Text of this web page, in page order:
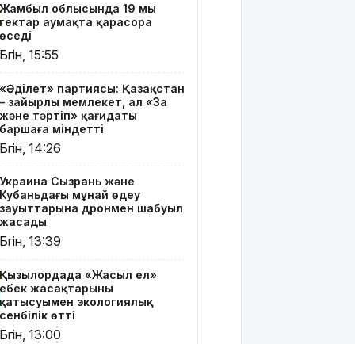
жасақтарының
қатысуымен
экологиялық
сенбілік
Риддерде
алғаш рет
«Поэзия
кеші» өтті
"Қорғансыз
күндерім
көп
болды":
Дариға
Бадықова
елге
айтпаған
құпиясын
жайып
Жамбыл облысында 19 мың
гектар аумақта қарасора
өседі
Бүгін, 15:55
«Әділет» партиясы: Қазақстан
– зайырлы мемлекет, ал «Заң
және тәртіп» қағидаты
баршаға міндетті
Бүгін, 14:26
Украина Сызрань және
Кубаньдағы мұнай өңдеу
зауыттарына дронмен шабуыл
жасады
Бүгін, 13:39
Қызылордада «Жасыл ел»
еңбек жасақтарының
қатысуымен экологиялық
сенбілік өтті
Бүгін, 13:00